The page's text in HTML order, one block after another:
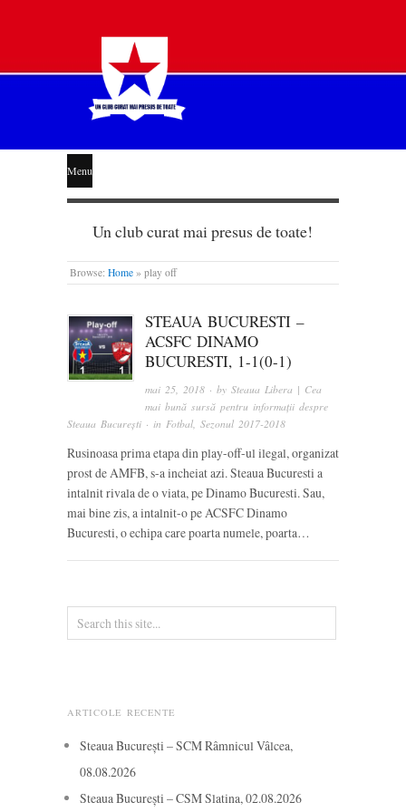
STEAUA
LIBERĂ
Menu
Un club curat mai presus de toate!
Browse: Home » play off
STEAUA BUCURESTI –
ACSFC DINAMO
BUCURESTI, 1-1(0-1)
mai 25, 2018 · bySteaua Libera | Cea
mai bună sursă pentru informații despre
Steaua București · in Fotbal, Sezonul 2017-2018
Rusinoasa prima etapa din play-off-ul ilegal, organizat
prost de AMFB, s-a incheiat azi. Steaua Bucuresti a
intalnit rivala de o viata, pe Dinamo Bucuresti. Sau,
mai bine zis, a intalnit-o pe ACSFC Dinamo
Bucuresti, o echipa care poarta numele, poarta…
ARTICOLE RECENTE
Steaua București – SCM Râmnicul Vâlcea,
08.08.2026
Steaua București – CSM Slatina, 02.08.2026